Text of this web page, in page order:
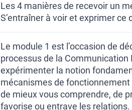
Les 4 manières de recevoir un
S’entraîner à voir et exprimer
Le module 1 est l’occasion de
processus de la
expérimenter la notion
mécanismes de
de mieux vous comprendre, de
favorise ou entrave les relations.